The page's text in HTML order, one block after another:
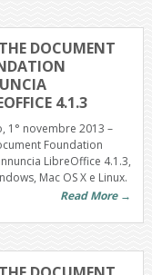
DOCUMENT
4.1.3
1° novembre 2013 –
Foundation
LibreOffice 4.1.3,
Mac OS X e Linux.
Read More →